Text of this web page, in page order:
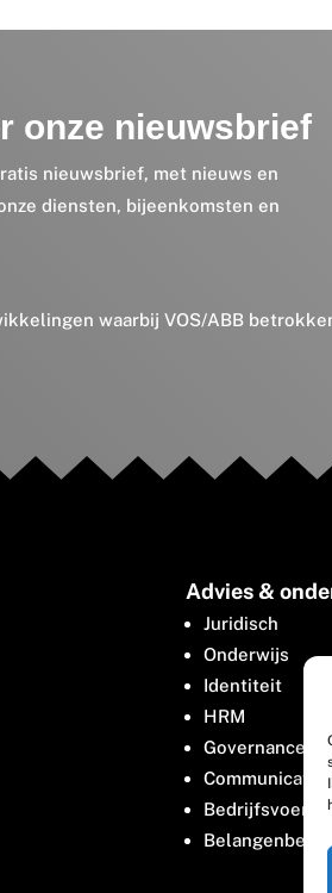
onze nieuwsbrief
nieuwsbrief, met nieuws en
diensten, bijeenkomsten en
waarbij VOS/ABB
Advies &
Juridisch
Onderwijs
Identiteit
HRM
Governance
Communicatie